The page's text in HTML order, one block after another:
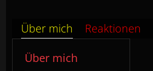
Über mich Reaktionen
Über mich